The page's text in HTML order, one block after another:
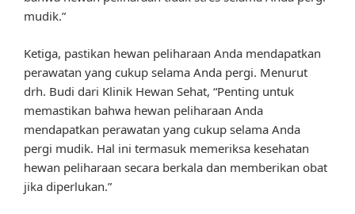
mudik.”
Ketiga, pastikan hewan peliharaan Anda mendapatkan
perawatan yang cukup selama Anda pergi. Menurut
drh. Budi dari Klinik Hewan Sehat, “Penting untuk
memastikan bahwa hewan peliharaan Anda
mendapatkan perawatan yang cukup selama Anda
pergi mudik. Hal ini termasuk memeriksa kesehatan
hewan peliharaan secara berkala dan memberikan obat
jika diperlukan.”